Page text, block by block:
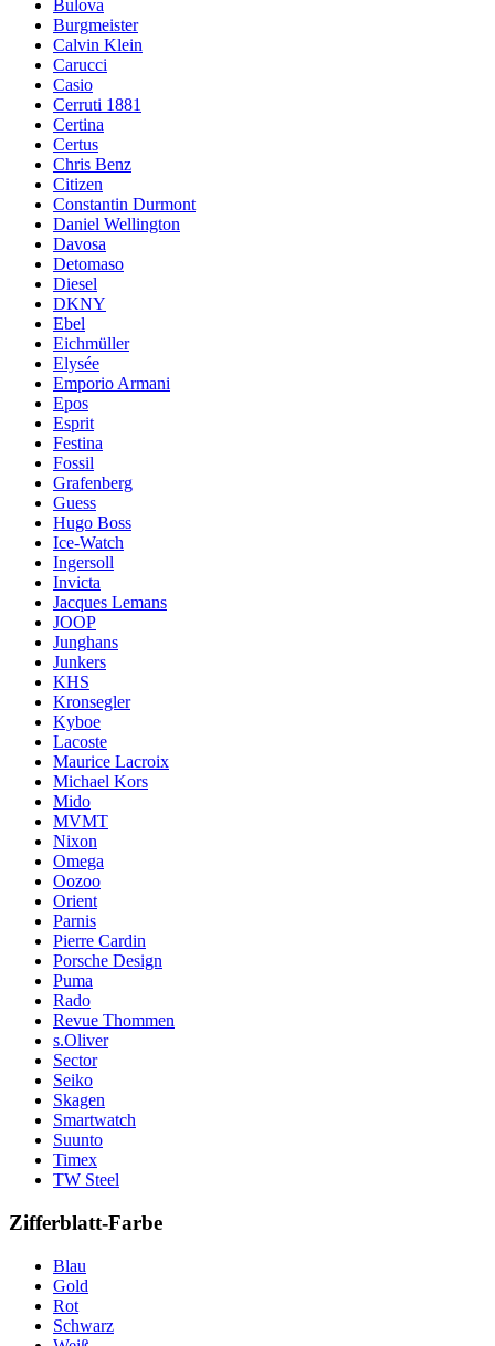
Bulova
Burgmeister
Calvin Klein
Carucci
Casio
Cerruti 1881
Certina
Certus
Chris Benz
Citizen
Constantin Durmont
Daniel Wellington
Davosa
Detomaso
Diesel
DKNY
Ebel
Eichmüller
Elysée
Emporio Armani
Epos
Esprit
Festina
Fossil
Grafenberg
Guess
Hugo Boss
Ice-Watch
Ingersoll
Invicta
Jacques Lemans
JOOP
Junghans
Junkers
KHS
Kronsegler
Kyboe
Lacoste
Maurice Lacroix
Michael Kors
Mido
MVMT
Nixon
Omega
Oozoo
Orient
Parnis
Pierre Cardin
Porsche Design
Puma
Rado
Revue Thommen
s.Oliver
Sector
Seiko
Skagen
Smartwatch
Suunto
Timex
TW Steel
Zifferblatt-Farbe
Blau
Gold
Rot
Schwarz